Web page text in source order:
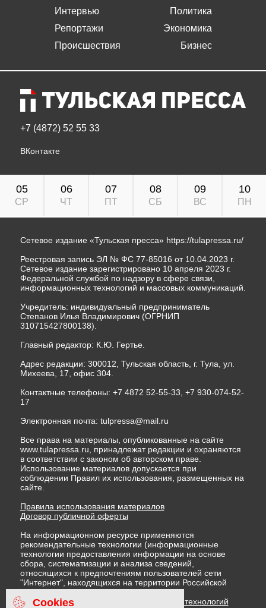
Интервью
Репортажи
Происшествия
Политика
Экономика
Бизнес
+7 (4872) 52 55 33
ВКонтакте
05
СР
06
ЧТ
07
ПТ
08
СБ
09
ВС
10
ПН
Сетевое издание «Тульская пресса» https://tulapressa.ru/
Реестровая запись ЭЛ № ФС 77-85016 от 10.04.2023 г.
Сетевое издание зарегистрировано 10 апреля 2023 г.
Федеральной службой по надзору в сфере связи,
информационных технологий и массовых коммуникаций.
Учредитель: индивидуальный предприниматель
Степанов Илья Владимирович (ОГРНИП
310715427800138).
Главный редактор: К.Ю. Гертье.
Адрес редакции: 300012, Тульская область, г. Тула, ул.
Михеева, 17, офис 304.
Контактные телефоны: +7 4872 52-55-33, +7 930-074-52-
17
Электронная почта: tulpressa@mail.ru
Все права на материалы, опубликованные на сайте
www.tulapressa.ru, принадлежат редакции и охраняются
в соответствии с законом об авторском праве.
Использование материалов допускается при
соблюдении Правил их использования, размещенных на
сайте.
Правила использования материалов
Договор публичной оферты
На информационном ресурсе применяются
рекомендательные технологии (информационные
технологии предоставления информации на основе
сбора, систематизации и анализа сведений,
относящихся к предпочтениям пользователей сети
"Интернет", находящихся на территории Российской
Федерации)
Правила применения рекомендательных технологий
Cookies